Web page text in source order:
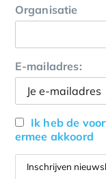
Organisatie
E-mailadres:
Ik heb de
ermee akkoord